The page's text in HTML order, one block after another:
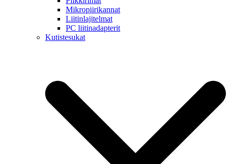
Mikropiirikannat
Liitinlajitelmat
PC liitinadapterit
Kutistesukat